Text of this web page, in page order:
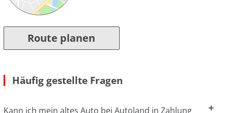
Route planen
Häufig gestellte Fragen
Kann ich mein altes Auto bei Autoland in Zahlung